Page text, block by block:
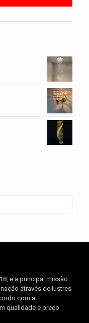
e a principal missão
através de lustres
com a
qualidade e preço